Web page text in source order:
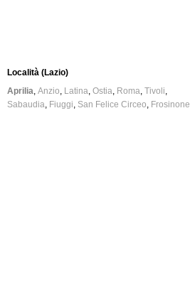
Località (Lazio)
Aprilia Anzio Latina Ostia Roma Tivoli
Sabaudia Fiuggi San Felice Circeo Frosinone